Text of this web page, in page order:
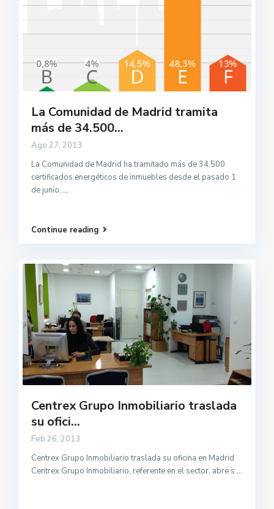
La Comunidad de Madrid tramita
más de 34.500...
Ago 27, 2013
La Comunidad de Madrid ha tramitado más de 34.500
certificados energéticos de inmuebles desde el pasado 1
de junio,...
Continue reading
Centrex Grupo Inmobiliario traslada
su ofici...
Feb 26, 2013
Centrex Grupo Inmobiliario traslada su oficina en Madrid
Centrex Grupo Inmobiliario, referente en el sector, abre s...